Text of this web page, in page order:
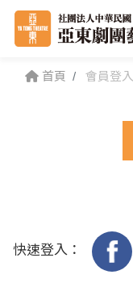
首頁 會員登入
快速登入：